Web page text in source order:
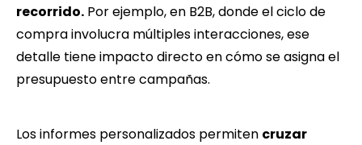
recorrido. Por ejemplo, en B2B, donde el ciclo de
compra involucra múltiples interacciones, ese
detalle tiene impacto directo en cómo se asigna el
presupuesto entre campañas.
Los informes personalizados permiten cruzar